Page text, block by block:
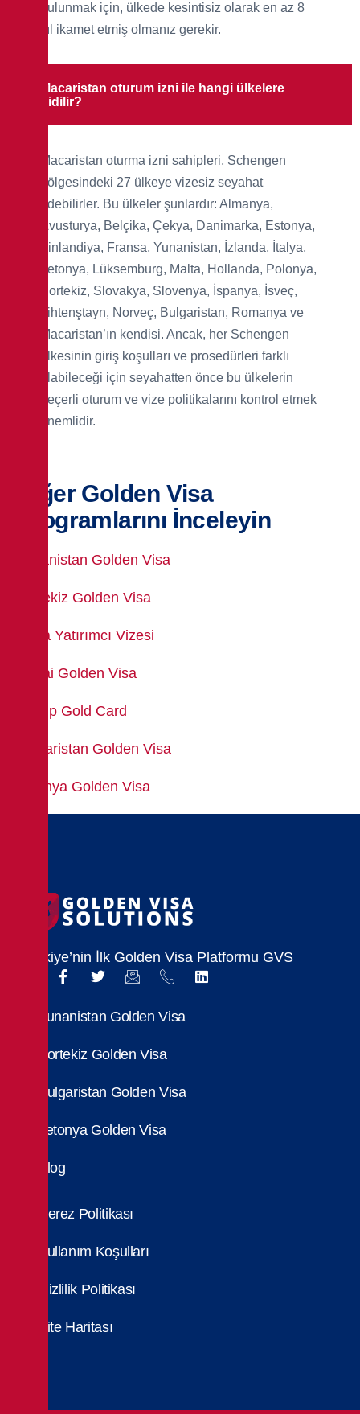
bulunmak için, ülkede kesintisiz olarak en az 8
yıl ikamet etmiş olmanız gerekir.
Macaristan oturum izni ile hangi ülkelere
gidilir?
Macaristan oturma izni sahipleri, Schengen
bölgesindeki 27 ülkeye vizesiz seyahat
edebilirler. Bu ülkeler şunlardır: Almanya,
Avusturya, Belçika, Çekya, Danimarka, Estonya,
Finlandiya, Fransa, Yunanistan, İzlanda, İtalya,
Letonya, Lüksemburg, Malta, Hollanda, Polonya,
Portekiz, Slovakya, Slovenya, İspanya, İsveç,
Lihtenştayn, Norveç, Bulgaristan, Romanya ve
Macaristan’ın kendisi. Ancak, her Schengen
ülkesinin giriş koşulları ve prosedürleri farklı
olabileceği için seyahatten önce bu ülkelerin
geçerli oturum ve vize politikalarını kontrol etmek
önemlidir.
Diğer Golden Visa
Programlarını İnceleyin
Yunanistan Golden Visa
Portekiz Golden Visa
İtalya Yatırımcı Vizesi
Dubai Golden Visa
Trump Gold Card
Bulgaristan Golden Visa
Letonya Golden Visa
Türkiye’nin İlk Golden Visa Platformu GVS
Yunanistan Golden Visa
Portekiz Golden Visa
Bulgaristan Golden Visa
Letonya Golden Visa
Blog
Çerez Politikası
Kullanım Koşulları
Gizlilik Politikası
Site Haritası